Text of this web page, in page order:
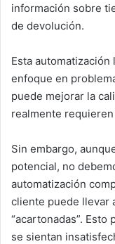
información sobre
de devolución.
Esta
enfoque en
puede mejorar la
realmente
Sin embargo,
potencial, no
automatización
cliente puede llevar
“acartonadas”.
se sientan